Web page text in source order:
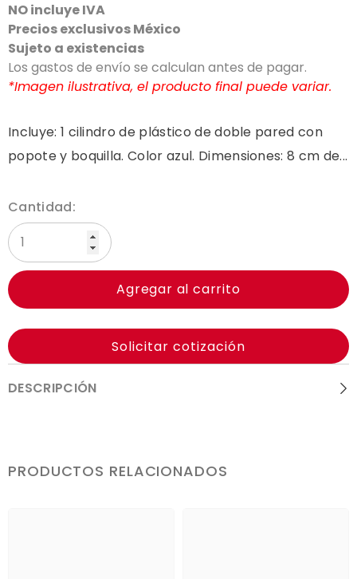
NO incluye IVA
Precios exclusivos México
Sujeto a existencias
Los gastos de envío se calculan antes de pagar.
*Imagen ilustrativa, el producto final puede variar.
Incluye: 1 cilindro de plástico de doble pared con
popote y boquilla. Color azul. Dimensiones: 8 cm de...
Cantidad:
Agregar al carrito
Solicitar cotización
DESCRIPCIÓN
PRODUCTOS RELACIONADOS